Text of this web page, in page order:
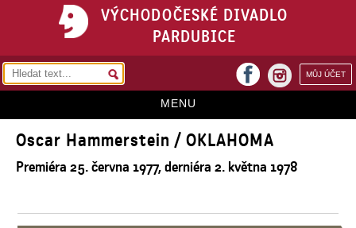
VÝCHODOČESKÉ DIVADLO
PARDUBICE
MŮJ ÚČET
facebook
MENU
HOME
PROGRAM
Oscar Hammerstein / OKLAHOMA
Premiéra 25. června 1977, derniéra 2. května 1978